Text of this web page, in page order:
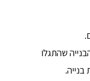
שהתגלו
בנייה.